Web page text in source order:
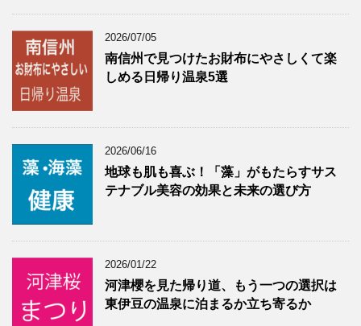
2026/07/05
南信州で見つけたお財布にやさしくて楽
しめる日帰り温泉5選
2026/06/16
地球も肌も喜ぶ！「藻」がもたらすサス
テナブル美容の効果と未来の選び方
2026/01/22
河津櫻を見た帰り道、もう一つの選択は
東伊豆の温泉に泊まるか立ち寄るか